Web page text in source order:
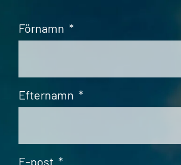
Förnamn *
Efternamn *
E-post *